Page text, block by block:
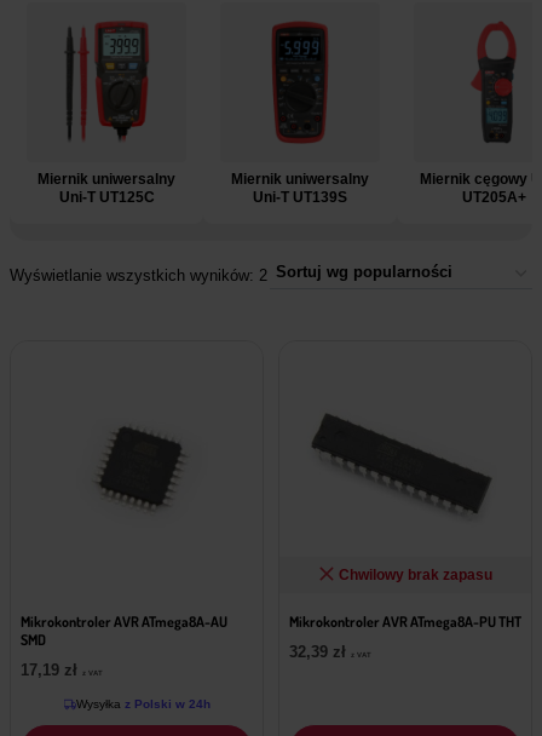
Miernik uniwersalny
Uni-T UT125C
Miernik uniwersalny
Uni-T UT139S
Miernik cęgowy
UT205A+
Wyświetlanie wszystkich wyników: 2
Mikrokontroler AVR ATmega8A-AU
SMD
17,19 zł z VAT
Wysyłka z Polski w 24h
Chwilowy brak zapasu
Mikrokontroler AVR ATmega8A-PU THT
32,39 zł z VAT